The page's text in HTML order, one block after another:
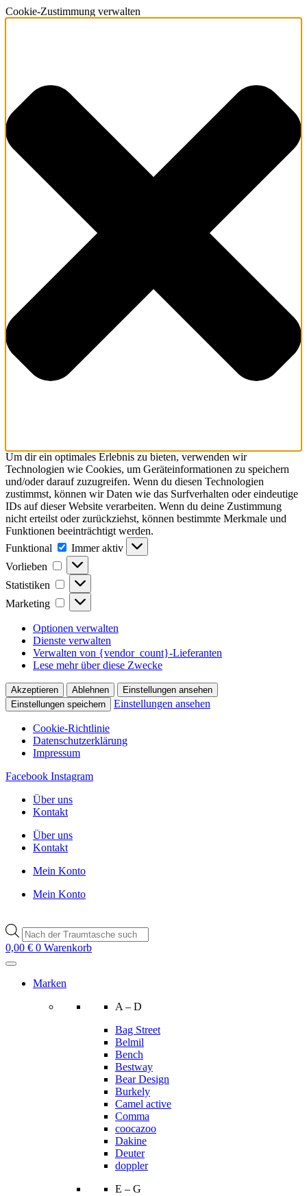
Cookie-Zustimmung verwalten
Um dir ein optimales Erlebnis zu bieten, verwenden wir
Technologien wie Cookies, um Geräteinformationen zu speichern
und/oder darauf zuzugreifen. Wenn du diesen Technologien
zustimmst, können wir Daten wie das Surfverhalten oder eindeutige
IDs auf dieser Website verarbeiten. Wenn du deine Zustimmung
nicht erteilst oder zurückziehst, können bestimmte Merkmale und
Funktionen beeinträchtigt werden.
Funktional
Funktional
Immer aktiv
Vorlieben
Vorlieben
Statistiken Statistiken
Marketing Marketing
Optionen verwalten
Dienste verwalten
Verwalten von {vendor_count}-Lieferanten
Lese mehr über diese Zwecke
Akzeptieren Ablehnen
Einstellungen ansehen
Einstellungen speichern
Einstellungen ansehen
Cookie-Richtlinie
Datenschutzerklärung
Impressum
Zum
wechseln
Facebook Instagram
Über uns
Kontakt
Über uns
Kontakt
Mein Konto
Mein Konto
Products
search
0,00 € 0 Warenkorb
Marken
A – D
Bag Street
Belmil
Bench
Bestway
Bear Design
Burkely
Camel active
Comma
coocazoo
Dakine
Deuter
doppler
E – G